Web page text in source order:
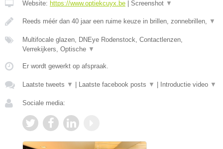
Website: https://www.optiekcuyx.be Screenshot ▼
Reeds méér dan 40 jaar een ruime keuze in brillen, zonnebrillen, ▼
Multifocale glazen, DNEye Rodenstock, Contactlenzen,
Verrekijkers, Optische ▼
Er wordt gewerkt op afspraak.
Laatste tweets ▼ Laatste facebook posts ▼ Introductie video ▼
Sociale media: